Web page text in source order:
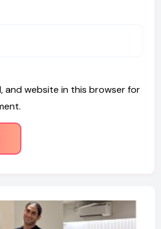
and website in this browser for